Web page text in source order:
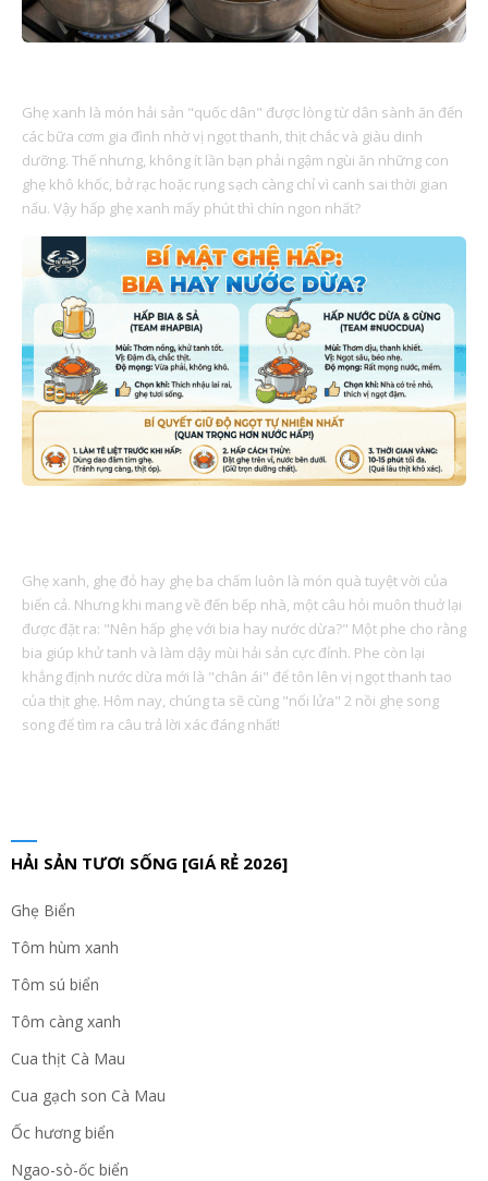
Ghẹ xanh là món hải sản "quốc dân" được lòng từ dân sành ăn đến
các bữa cơm gia đình nhờ vị ngọt thanh, thịt chắc và giàu dinh
dưỡng. Thế nhưng, không ít lần bạn phải ngậm ngùi ăn những con
ghẹ khô khốc, bở rạc hoặc rụng sạch càng chỉ vì canh sai thời gian
nấu. Vậy hấp ghẹ xanh mấy phút thì chín ngon nhất?
Ghẹ xanh, ghẹ đỏ hay ghẹ ba chấm luôn là món quà tuyệt vời của
biển cả. Nhưng khi mang về đến bếp nhà, một câu hỏi muôn thuở lại
được đặt ra: "Nên hấp ghẹ với bia hay nước dừa?" Một phe cho rằng
bia giúp khử tanh và làm dậy mùi hải sản cực đỉnh. Phe còn lại
khẳng định nước dừa mới là "chân ái" để tôn lên vị ngọt thanh tao
của thịt ghẹ. Hôm nay, chúng ta sẽ cùng "nổi lửa" 2 nồi ghẹ song
song để tìm ra câu trả lời xác đáng nhất!
HẢI SẢN TƯƠI SỐNG [GIÁ RẺ 2026]
Ghẹ Biển
Tôm hùm xanh
Tôm sú biển
Tôm càng xanh
Cua thịt Cà Mau
Cua gạch son Cà Mau
Ốc hương biển
Ngao-sò-ốc biển